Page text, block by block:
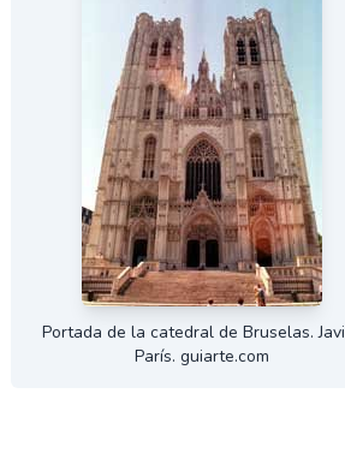
Portada de la catedral de Bruselas.
París. guiarte.com